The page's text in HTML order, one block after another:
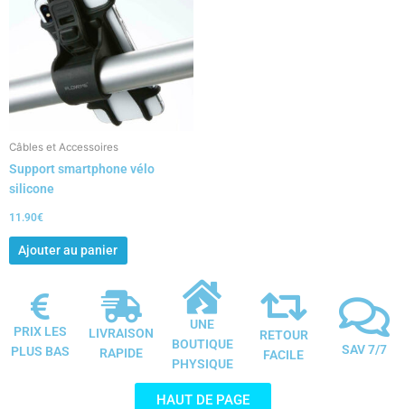
Câbles et Accessoires
Support smartphone vélo
silicone
11.90€
Ajouter au panier
PRIX LES
PLUS BAS
LIVRAISON
RAPIDE
UNE
BOUTIQUE
PHYSIQUE
RETOUR
FACILE
SAV 7/7
HAUT DE PAGE